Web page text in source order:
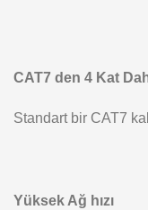
CAT7 den 4 Kat
Standart bir CAT7
Yüksek Ağ hızı